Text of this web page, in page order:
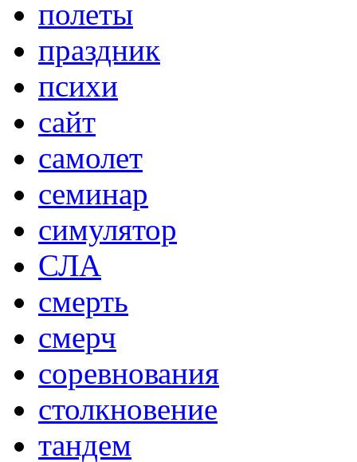
полеты
праздник
психи
сайт
самолет
семинар
симулятор
СЛА
смерть
смерч
соревнования
столкновение
тандем